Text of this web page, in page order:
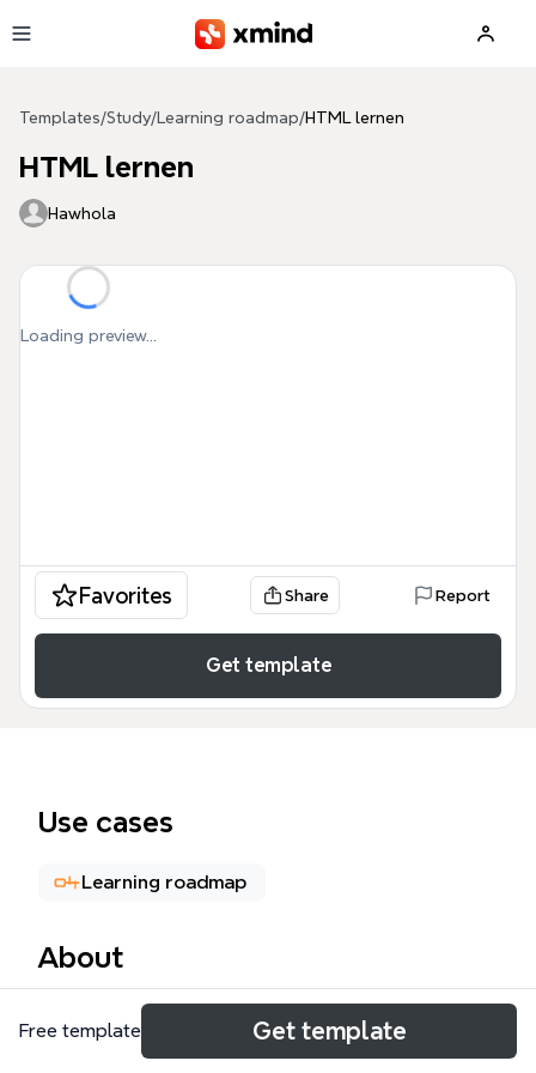
Templates/Study/ Learning roadmap/HTML lernen
HTML lernen
Hawhola
Loading preview...
Favorites Share Report
Get template
Use cases
Learning roadmap
About
Das 'HTML lernen' Mindmap ist ein strukturierter
Leitfaden für Anfänger, die die Grundlagen von
Free template Get template